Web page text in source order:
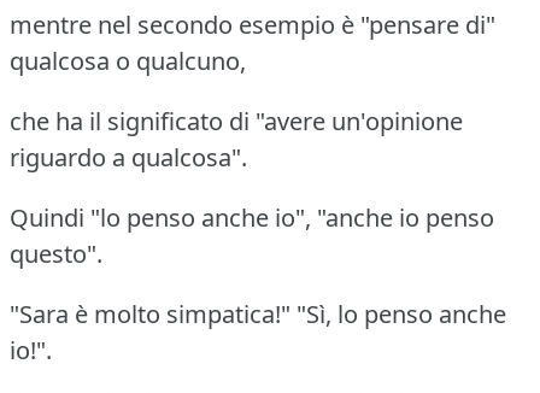
mentre nel secondo esempio è "pensare di"
qualcosa o qualcuno,
che ha il significato di "avere un'opinione
riguardo a qualcosa".
Quindi "lo penso anche io", "anche io penso
questo".
"Sara è molto simpatica!" "Sì, lo penso anche
io!".